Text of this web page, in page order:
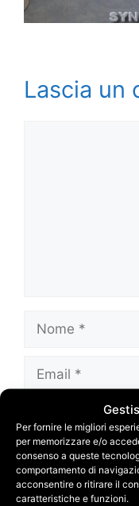
Per fornire le migliori
per memorizzare e/o
consenso a queste
comportamento di
acconsentire o ritirare il
caratteristiche e funzioni.
Lascia un
Nome
Email
web
Salva il mio
browser per la
commento.